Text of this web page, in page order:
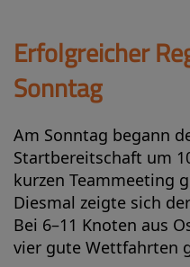
Erfolgreicher
Sonntag
Am Sonntag begann
Startbereitschaft um
kurzen Teammeeting
Diesmal zeigte sich
Bei 6–11 Knoten aus
vier gute Wettfahrten